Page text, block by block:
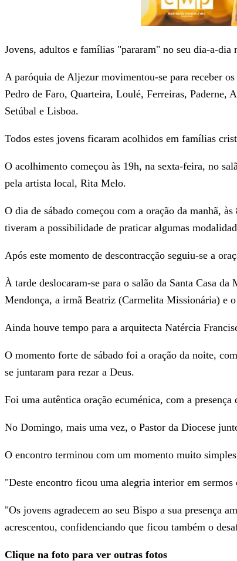
Jovens, adultos e famílias "pararam" no seu dia-a-
A paróquia de Aljezur movimentou-se para receber
Pedro de Faro, Quarteira, Loulé, Ferreiras, Paderne,
Setúbal e Lisboa.
Todos estes jovens ficaram acolhidos em famílias
O acolhimento começou às 19h, na sexta-feira, no
pela artista local, Rita Melo.
O dia de sábado começou com a oração da manhã,
tiveram a possibilidade de praticar algumas
Após este momento de descontracção seguiu-se a
À tarde deslocaram-se para o salão da Santa Casa
Mendonça, a irmã Beatriz (Carmelita Missionária) e
Ainda houve tempo para a arquitecta Natércia
O momento forte de sábado foi a oração da noite,
se juntaram para rezar a Deus.
Foi uma autêntica oração ecuménica, com a
No Domingo, mais uma vez, o Pastor da Diocese
O encontro terminou com um momento muito
"Deste encontro ficou uma alegria interior em
"Os jovens agradecem ao seu Bispo a sua presença
acrescentou, confidenciando que ficou também o
Clique na foto para ver outras fotos